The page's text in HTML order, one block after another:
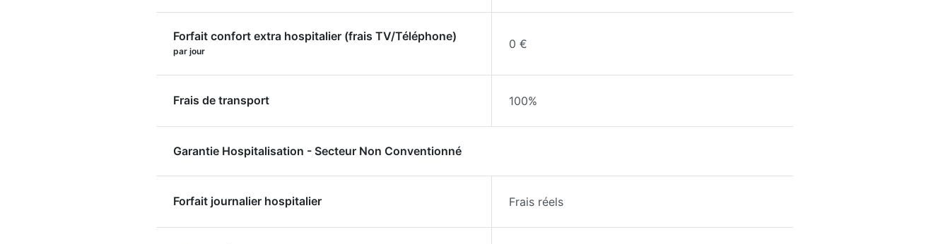
Forfait confort extra hospitalier (frais TV/Téléphone)
par jour
0 €
Frais de transport 100%
Garantie Hospitalisation - Secteur Non Conventionné
Forfait journalier hospitalier Frais réels